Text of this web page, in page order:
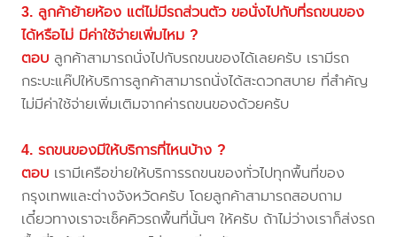
3. ลูกค้าย้ายห้อง แต่ไม่มีรถส่วนตัว ขอนั่งไปกับที่รถขนของ
ได้หรือไม่ มีค่าใช้จ่ายเพิ่มไหม ?
ตอบ ลูกค้าสามารถนั่งไปกับรถขนของได้เลยครับ เรามีรถ
กระบะแค๊ปให้บริการลูกค้าสามารถนั่งได้สะดวกสบาย ที่สำคัญ
ไม่มีค่าใช้จ่ายเพิ่มเติมจากค่ารถขนของด้วยครับ
4. รถขนของมีให้บริการที่ไหนบ้าง ?
ตอบ เรามีเครือข่ายให้บริการรถขนของทั่วไปทุกพื้นที่ของ
กรุงเทพและต่างจังหวัดครับ โดยลูกค้าสามารถสอบถาม
เดี๋ยวทางเราจะเช็คคิวรถพื้นที่นั้นๆ ให้ครับ ถ้าไม่ว่างเราก็ส่งรถ